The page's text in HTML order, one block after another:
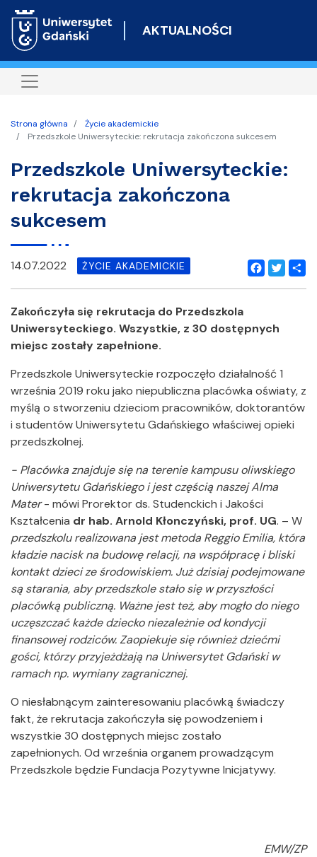
do
AKTUALNOŚCI
Strona główna
Życie akademickie
Przedszkole Uniwersyteckie: rekrutacja zakończona sukcesem
Przedszkole Uniwersyteckie:
rekrutacja zakończona
sukcesem
Facebook
Twitter
14.07.2022 ŻYCIE AKADEMICKIE
Zakończyła się rekrutacja do Przedszkola
Uniwersyteckiego. Wszystkie, z 30 dostępnych
miejsc zostały zapełnione.
Przedszkole Uniwersyteckie rozpoczęło działalność 1
września 2019 roku jako niepubliczna placówka oświaty, z
myślą o stworzeniu dzieciom pracowników, doktorantów
i studentów Uniwersytetu Gdańskiego właściwej opieki
przedszkolnej.
- Placówka znajduje się na terenie kampusu oliwskiego
Uniwersytetu Gdańskiego i jest częścią naszej Alma
Mater- mówi Prorektor ds. Studenckich i Jakości
Kształcenia dr hab. Arnold Kłonczyński, prof. UG. – W
przedszkolu realizowana jest metoda Reggio Emilia, która
kładzie nacisk na budowę relacji, na współpracę i bliski
kontakt dzieci ze środowiskiem. Już dzisiaj podejmowane
są starania, aby przedszkole stało się w przyszłości
placówką publiczną. Ważne jest też, aby mogło do niego
uczęszczać każde dziecko niezależnie od kondycji
finansowej rodziców. Zaopiekuje się również dziećmi
gości, którzy przyjeżdżają na Uniwersytet Gdański w
ramach np. wymiany zagranicznej.
O niesłabnącym zainteresowaniu placówką świadczy
fakt, że rekrutacja zakończyła się powodzeniem i
wszystkie 30 dostępnych miejsc zostało
zapełnionych. Od września organem prowadzącym
Przedszkole będzie Fundacja Pozytywne Inicjatywy.
EMW/ZP